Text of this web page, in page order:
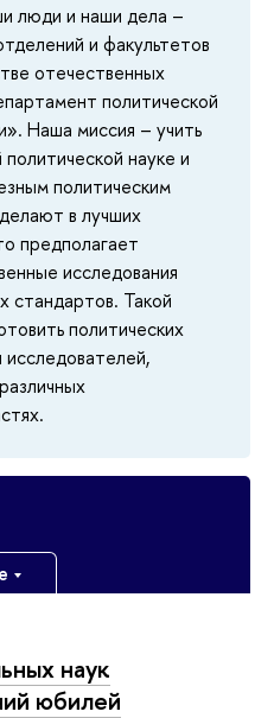
люди и наши дела –
и факультетов
отечественных
политической
Наша миссия – учить
науке и
политическим
в лучших
предполагает
исследования
стандартов. Такой
политических
исследователей,
наук
юбилей